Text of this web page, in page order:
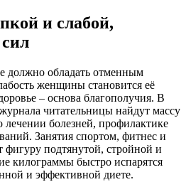
и слабой,
должно обладать отменным
женщины становится её
– основа благополучия. В
читательницы найдут массу
болезней, профилактике
Занятия спортом, фитнес и
фигуру подтянутой, стройной и
килограммы быстро испарятся
и эффективной диете.